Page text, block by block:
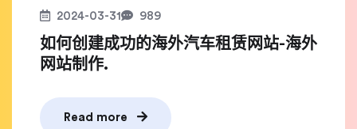
2024-03-31 989
如何创建成功的海外汽车租赁网站-海外
网站制作.
Read more